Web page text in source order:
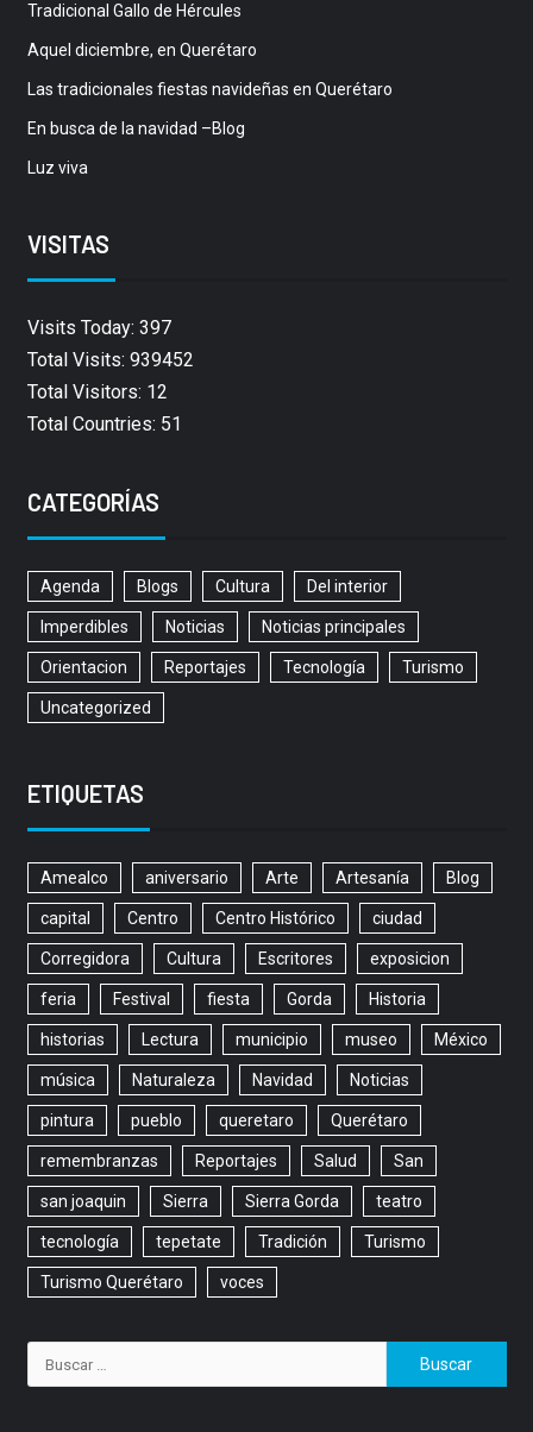
Tradicional Gallo de Hércules
Aquel diciembre, en Querétaro
Las tradicionales fiestas navideñas en Querétaro
En busca de la navidad –Blog
Luz viva
VISITAS
Visits Today: 397
Total Visits: 939452
Total Visitors: 12
Total Countries: 51
CATEGORÍAS
Agenda Blogs Cultura Del interior
Imperdibles Noticias Noticias principales
Orientacion Reportajes Tecnología Turismo
Uncategorized
ETIQUETAS
Amealco aniversario Arte Artesanía Blog
capital Centro Centro Histórico ciudad
Corregidora Cultura Escritores exposicion
feria Festival fiesta Gorda Historia
historias Lectura municipio museo México
música Naturaleza Navidad Noticias
pintura pueblo queretaro Querétaro
remembranzas Reportajes Salud San
san joaquin Sierra Sierra Gorda teatro
tecnología tepetate Tradición Turismo
Turismo Querétaro voces